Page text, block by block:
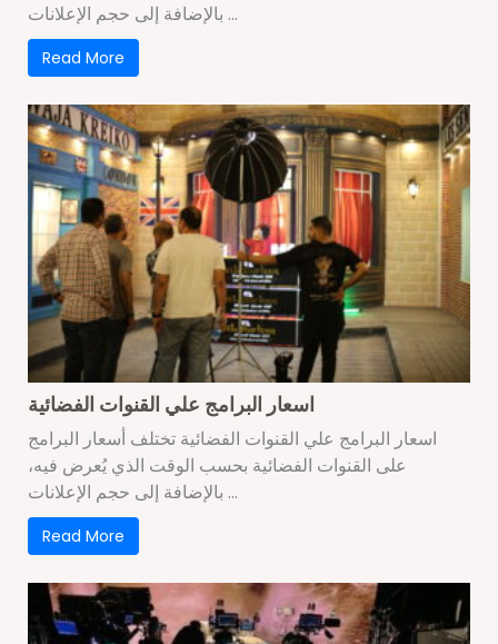
بالإضافة إلى حجم الإعلانات ...
Read More
اسعار البرامج علي القنوات الفضائية
اسعار البرامج علي القنوات الفضائية تختلف أسعار البرامج
على القنوات الفضائية بحسب الوقت الذي يُعرض فيه،
بالإضافة إلى حجم الإعلانات ...
Read More